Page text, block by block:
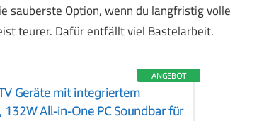
sauberste Option, wenn du langfristig volle
teurer. Dafür entfällt viel Bastelarbeit.
ANGEBOT
Geräte mit integriertem
132W All-in-One PC Soundbar für